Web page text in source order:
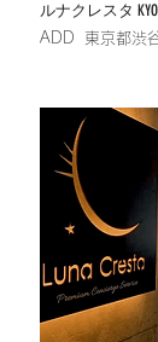
ルナクレスタ
​ADD 東京都渋